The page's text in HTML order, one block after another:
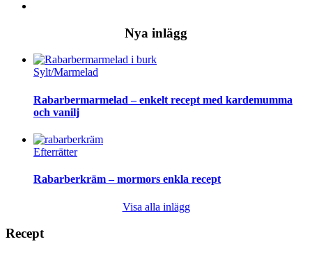
Nya inlägg
Sylt/Marmelad
Rabarbermarmelad – enkelt recept med kardemumma
och vanilj
Efterrätter
Rabarberkräm – mormors enkla recept
Visa alla inlägg
Recept